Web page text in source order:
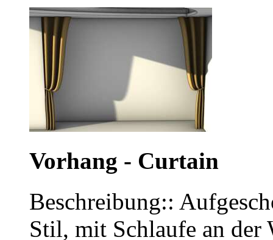
Vorhang - Curtain
Beschreibung::
Stil, mit Schlaufe an der